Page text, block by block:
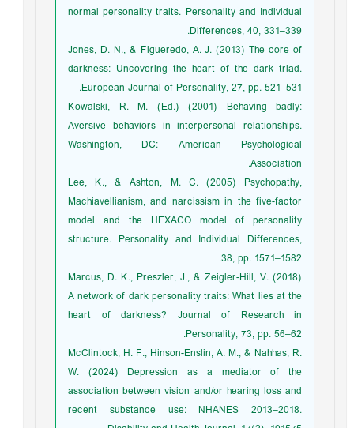
normal personality traits. Personality and Individual
Differences, 40, 331–339.
Jones, D. N., & Figueredo, A. J. (2013) The core of
darkness: Uncovering the heart of the dark triad.
European Journal of Personality, 27, pp. 521–531.
Kowalski, R. M. (Ed.) (2001) Behaving badly:
Aversive behaviors in interpersonal relationships.
Washington, DC: American Psychological
Association.
Lee, K., & Ashton, M. C. (2005) Psychopathy,
Machiavellianism, and narcissism in the five-factor
model and the HEXACO model of personality
structure. Personality and Individual Differences,
38, pp. 1571–1582.
Marcus, D. K., Preszler, J., & Zeigler-Hill, V. (2018)
A network of dark personality traits: What lies at the
heart of darkness? Journal of Research in
Personality, 73, pp. 56–62.
McClintock, H. F., Hinson-Enslin, A. M., & Nahhas, R.
W. (2024) Depression as a mediator of the
association between vision and/or hearing loss and
recent substance use: NHANES 2013–2018.